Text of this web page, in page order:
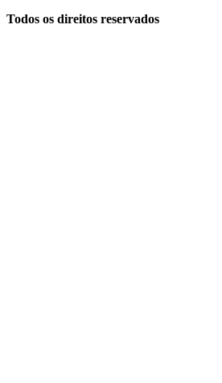
Todos os direitos reservados